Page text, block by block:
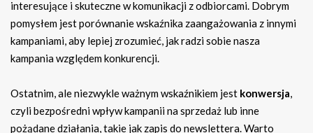
interesujące i skuteczne w komunikacji z odbiorcami. Dobrym
pomysłem jest porównanie wskaźnika zaangażowania z innymi
kampaniami, aby lepiej zrozumieć, jak radzi sobie nasza
kampania względem konkurencji.
Ostatnim, ale niezwykle ważnym wskaźnikiem jest konwersja,
czyli bezpośredni wpływ kampanii na sprzedaż lub inne
pożądane działania, takie jak zapis do newslettera. Warto